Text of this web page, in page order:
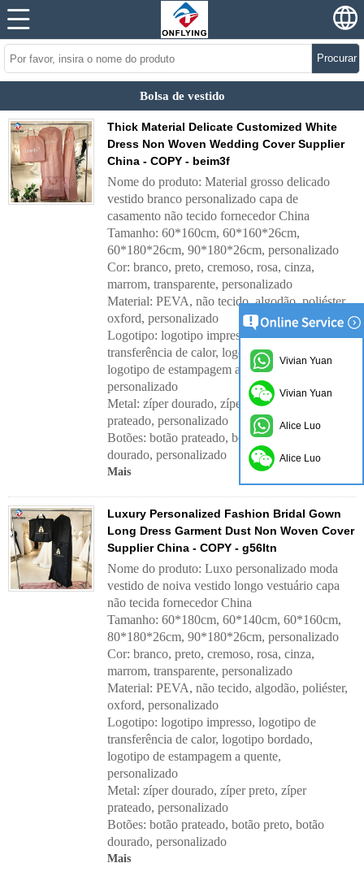
Procurar
Bolsa de vestido
Thick Material Delicate Customized White
Dress Non Woven Wedding Cover Supplier
China - COPY - beim3f
Nome do produto: Material grosso delicado
vestido branco personalizado capa de
casamento não tecido fornecedor China
Tamanho: 60*160cm, 60*160*26cm,
60*180*26cm, 90*180*26cm, personalizado
Cor: branco, preto, cremoso, rosa, cinza,
marrom, transparente, personalizado
Material: PEVA, não tecido, algodão, poliéster,
oxford, personalizado
Logotipo: logotipo impresso, logotipo de
transferência de calor, logotipo bordado,
logotipo de estampagem a quente,
personalizado
Metal: zíper dourado, zíper preto, zíper
prateado, personalizado
Botões: botão prateado, botão preto, botão
dourado, personalizado
Mais
Luxury Personalized Fashion Bridal Gown
Long Dress Garment Dust Non Woven Cover
Supplier China - COPY - g56ltn
Nome do produto: Luxo personalizado moda
vestido de noiva vestido longo vestuário capa
não tecida fornecedor China
Tamanho: 60*180cm, 60*140cm, 60*160cm,
80*180*26cm, 90*180*26cm, personalizado
Cor: branco, preto, cremoso, rosa, cinza,
marrom, transparente, personalizado
Material: PEVA, não tecido, algodão, poliéster,
oxford, personalizado
Logotipo: logotipo impresso, logotipo de
transferência de calor, logotipo bordado,
logotipo de estampagem a quente,
personalizado
Metal: zíper dourado, zíper preto, zíper
prateado, personalizado
Botões: botão prateado, botão preto, botão
dourado, personalizado
Mais
Vivian Yuan
Vivian Yuan
Alice Luo
Alice Luo